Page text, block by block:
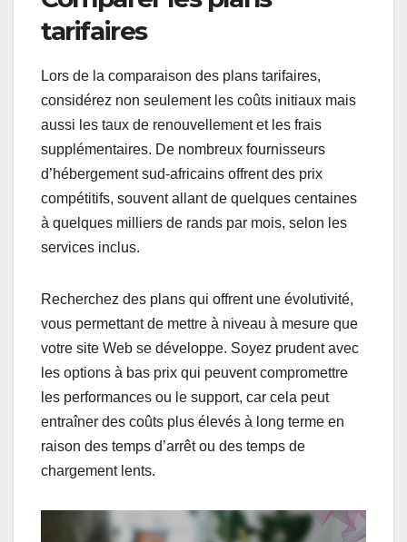
tarifaires
Lors de la comparaison des plans tarifaires,
considérez non seulement les coûts initiaux mais
aussi les taux de renouvellement et les frais
supplémentaires. De nombreux fournisseurs
d’hébergement sud-africains offrent des prix
compétitifs, souvent allant de quelques centaines
à quelques milliers de rands par mois, selon les
services inclus.
Recherchez des plans qui offrent une évolutivité,
vous permettant de mettre à niveau à mesure que
votre site Web se développe. Soyez prudent avec
les options à bas prix qui peuvent compromettre
les performances ou le support, car cela peut
entraîner des coûts plus élevés à long terme en
raison des temps d’arrêt ou des temps de
chargement lents.